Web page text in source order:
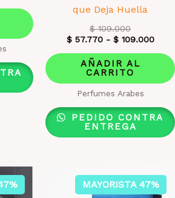
que Deja Huella
$109.000
$57.770- $109.000
AÑADIR AL
CARRITO
Perfumes Arabes
PEDIDO CONTRA
ENTREGA
MAYORISTA 47%